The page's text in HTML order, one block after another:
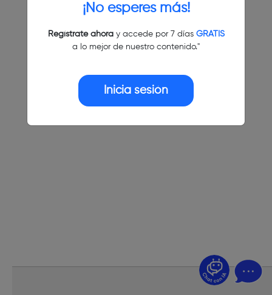
¡No esperes más!
Regístrate ahoray accede por 7 días GRATIS
a lo mejor de nuestro contenido."
Inicia sesión